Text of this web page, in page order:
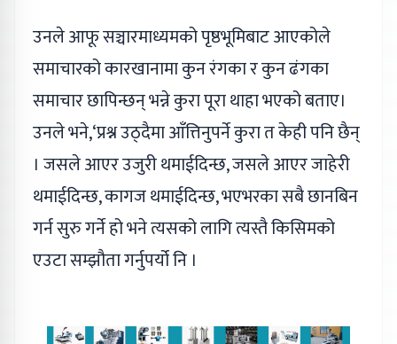
उनले आफू सञ्चारमाध्यमको पृष्ठभूमिबाट आएकोले
समाचारको कारखानामा कुन रंगका र कुन ढंगका
समाचार छापिन्छन् भन्ने कुरा पूरा थाहा भएको बताए।
उनले भने,‘प्रश्न उठ्दैमा आँत्तिनुपर्ने कुरा त केही पनि छैन्
। जसले आएर उजुरी थमाईदिन्छ, जसले आएर जाहेरी
थमाईदिन्छ, कागज थमाईदिन्छ, भएभरका सबै छानबिन
गर्न सुरु गर्ने हो भने त्यसको लागि त्यस्तै किसिमको
एउटा सम्झौता गर्नुपर्यो नि ।